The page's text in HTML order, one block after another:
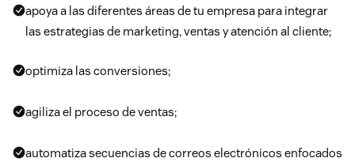
apoya a las diferentes áreas de tu empresa para integrar
las estrategias de marketing, ventas y atención al cliente;
optimiza las conversiones;
agiliza el proceso de ventas;
automatiza secuencias de correos electrónicos enfocados